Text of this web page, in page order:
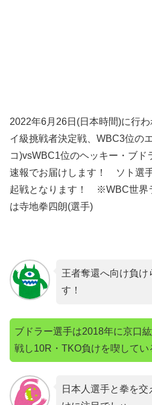
2022年6月26日(日本時間)に行
イ級挑戦者決定戦、WBC3位の
コ)vsWBC1位のヘッキー・ブド
速報でお届けします！ ソト選
起戦となります！ ※WBC世界
は寺地拳四朗(選手)
王者奪還へ向け負け
す！
ブドラー選手は2018年に京口
戦し10R・TKO負けを喫してい
日本人選手と拳を